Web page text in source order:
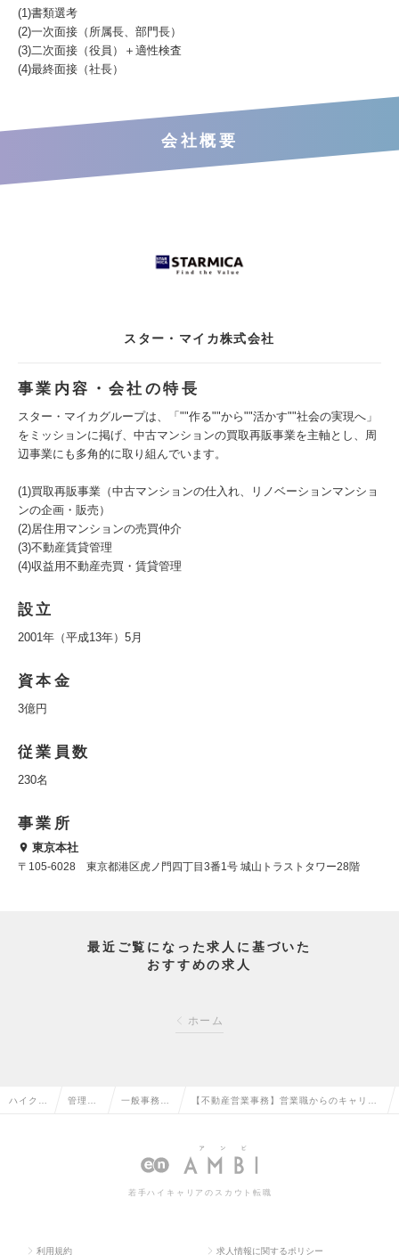
(1)書類選考
(2)一次面接（所属長、部門長）
(3)二次面接（役員）＋適性検査
(4)最終面接（社長）
会社概要
スター・マイカ株式会社
事業内容・会社の特長
スター・マイカグループは、「""作る""から""活かす""社会の実現へ」
をミッションに掲げ、中古マンションの買取再販事業を主軸とし、周
辺事業にも多角的に取り組んでいます。
(1)買取再販事業（中古マンションの仕入れ、リノベーションマンショ
ンの企画・販売）
(2)居住用マンションの売買仲介
(3)不動産賃貸管理
(4)収益用不動産売買・賃貸管理
設立
2001年（平成13年）5月
資本金
3億円
従業員数
230名
事業所
東京本社
〒105-6028 東京都港区虎ノ門四丁目3番1号 城山トラストタワー28階
最近ご覧になった求人に基づいた
おすすめの求人
ホーム
ハイクラ 管理部 一般事務・ 【不動産営業事務】営業職からのキャリア
盤の求人情報
若手ハイキャリアのスカウト転職
利用規約 求人情報に関するポリシー